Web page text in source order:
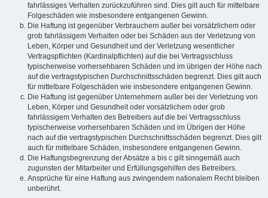
fahrlässiges Verhalten zurückzuführen sind. Dies gilt auch für mittelbare
Folgeschäden wie insbesondere entgangenen Gewinn.
Die Haftung ist gegenüber Verbrauchern außer bei vorsätzlichem oder
grob fahrlässigem Verhalten oder bei Schäden aus der Verletzung von
Leben, Körper und Gesundheit und der Verletzung wesentlicher
Vertragspflichten (Kardinalpflichten) auf die bei Vertragsschluss
typischerweise vorhersehbaren Schäden und im übrigen der Höhe nach
auf die vertragstypischen Durchschnittsschäden begrenzt. Dies gilt auch
für mittelbare Folgeschäden wie insbesondere entgangenen Gewinn.
Die Haftung ist gegenüber Unternehmern außer bei der Verletzung von
Leben, Körper und Gesundheit oder vorsätzlichem oder grob
fahrlässigem Verhalten des Betreibers auf die bei Vertragsschluss
typischerweise vorhersehbaren Schäden und im Übrigen der Höhe
nach auf die vertragstypischen Durchschnittsschäden begrenzt. Dies gilt
auch für mittelbare Schäden, insbesondere entgangenen Gewinn.
Die Haftungsbegrenzung der Absätze a bis c gilt sinngemäß auch
zugunsten der Mitarbeiter und Erfüllungsgehilfen des Betreibers.
Ansprüche für eine Haftung aus zwingendem nationalem Recht bleiben
unberührt.